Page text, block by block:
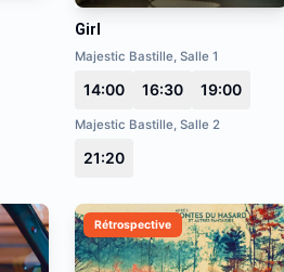
Girl
Majestic Bastille, Salle 1
14:00 16:30 19:00
Majestic Bastille, Salle 2
21:20
Rétrospective